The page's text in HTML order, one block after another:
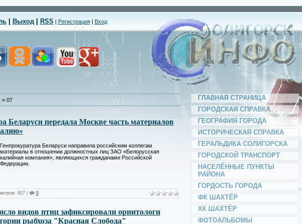
*
*
*
*
*
| Выход| RSS | Регистрация| Вход
» 07
Беларуси передала Москве часть материалов
Генпрокуратура Беларуси направила российским коллегам
материалы в отношении должностных лиц ЗАО «Белорусская
калийная компания», являющихся гражданами Российской
Федерации.
827 | 0
видов птиц зафиксировали орнитологи
рыбхоза "Красная Слобода"
ГЛАВНАЯ СТРАНИЦА
ГОРОДСКАЯ СПРАВКА
ГЕОГРАФИЯ ГОРОДА
ИСТОРИЧЕСКАЯ СПРАВКА
ГЕРАЛЬДИКА СОЛИГОРСКА
ГОРОДСКОЙ ТРАНСПОРТ
НАСЕЛЁННЫЕ ПУНКТЫ
РАЙОНА
ГОРДОСТЬ ГОРОДА
ФК ШАХТЁР
ХК ШАХТЁР
ФОТОАЛЬБОМЫ